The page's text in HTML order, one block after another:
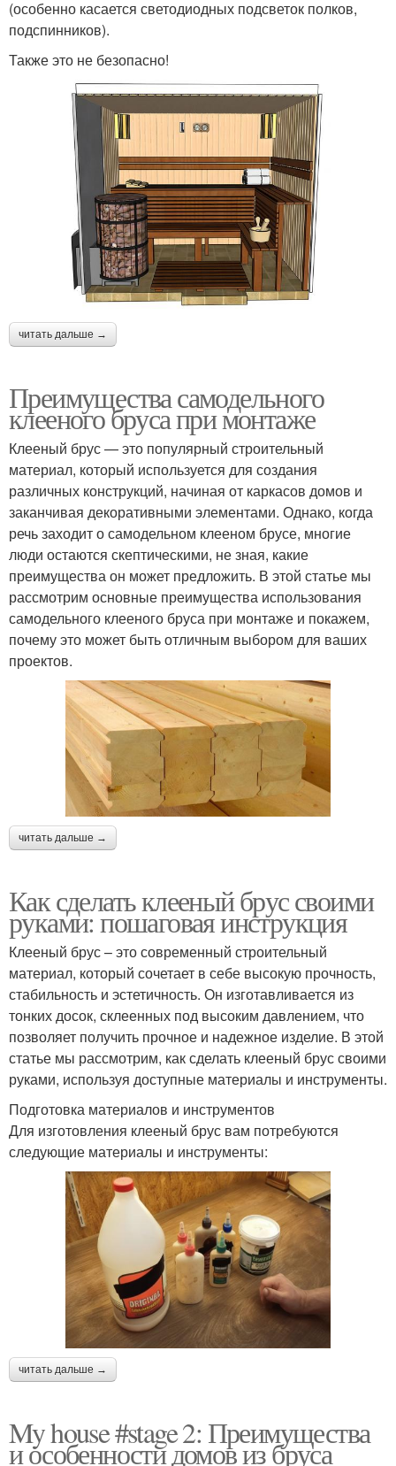
(особенно касается светодиодных подсветок полков,
подспинников).
Также это не безопасно!
читать дальше →
Преимущества самодельного
клееного бруса при монтаже
Клееный брус — это популярный строительный
материал, который используется для создания
различных конструкций, начиная от каркасов домов и
заканчивая декоративными элементами. Однако, когда
речь заходит о самодельном клееном брусе, многие
люди остаются скептическими, не зная, какие
преимущества он может предложить. В этой статье мы
рассмотрим основные преимущества использования
самодельного клееного бруса при монтаже и покажем,
почему это может быть отличным выбором для ваших
проектов.
читать дальше →
Как сделать клееный брус своими
руками: пошаговая инструкция
Клееный брус – это современный строительный
материал, который сочетает в себе высокую прочность,
стабильность и эстетичность. Он изготавливается из
тонких досок, склеенных под высоким давлением, что
позволяет получить прочное и надежное изделие. В этой
статье мы рассмотрим, как сделать клееный брус своими
руками, используя доступные материалы и инструменты.
Подготовка материалов и инструментов
Для изготовления клееный брус вам потребуются
следующие материалы и инструменты:
читать дальше →
My house #stage 2: Преимущества
и особенности домов из бруса